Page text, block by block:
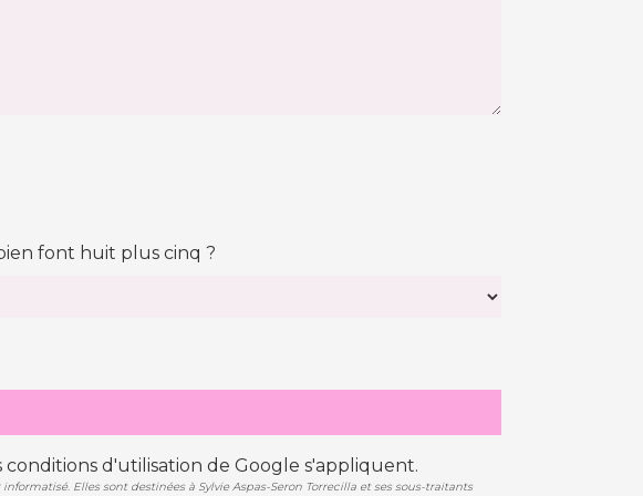
font huit plus cinq ?
conditions d'utilisation de Google s'appliquent.
Elles sont destinées à Sylvie Aspas-Seron Torrecilla et ses sous-traitants